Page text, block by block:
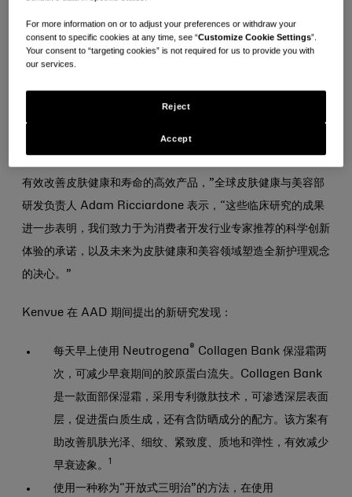
Aveeno® 艾惟诺等标志性细胞健康品牌所用配方在皮肤寿命、
卓越补水和免受紫外线日光损伤方面的出色保护效果。公司在展
露比黎登和 Rogaine® 落健等品牌的沉浸式创新体验。
有效改善皮肤健康和寿命的高效产品，”全球皮肤健康与美容部
研发负责人 Adam Ricciardone 表示，“这些临床研究的成果
进一步表明，我们致力于为消费者开发行业专家推荐的科学创新
体验的承诺，以及未来为皮肤健康和美容领域塑造全新护理观念
的决心。”
Kenvue 在 AAD 期间提出的新研究发现：
每天早上使用 Neutrogena ® Collagen Bank 保湿霜两
次，可减少早衰期间的胶原蛋白流失。Collagen Bank
是一款面部保湿霜，采用专利微肽技术，可渗透深层表面
层，促进蛋白质生成，还有含防晒成分的配方。该方案有
助改善肌肤光泽、细纹、紧致度、质地和弹性，有效减少
早衰迹象。 1
使用一种称为“开放式三明治”的方法，在使用
For more information on or to adjust your preferences or withdraw your
consent to specific cookies at any time, see “Customize Cookie Settings”.
Your consent to “targeting cookies” is not required for us to provide you with
our services.
Reject
Accept